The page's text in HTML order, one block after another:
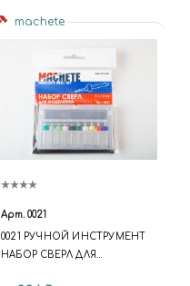
machete
Арт. 0021
0021 РУЧНОЙ ИНСТРУМЕНТ
НАБОР СВЕРЛ ДЛЯ